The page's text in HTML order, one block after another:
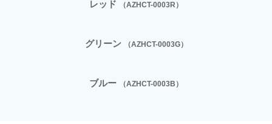
レッド （AZHCT-0003R）
グリーン （AZHCT-0003G）
ブルー （AZHCT-0003B）